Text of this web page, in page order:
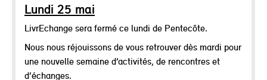
Lundi 25 mai
LivrEchange sera fermé ce lundi de Pentecôte.
Nous nous réjouissons de vous retrouver dès mardi pour
une nouvelle semaine d’activités, de rencontres et
d’échanges.